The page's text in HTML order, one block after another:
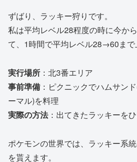
ずばり、ラッキー狩りです。
私は平均レベル28程度の時に今か
て、1時間で平均レベル28→60まで
実行場所 ：北3番エリア
事前準備 ：ピクニックでハムサン
ーマル)を料理
実際の方法：出てきたラッキーをひ
ポケモンの世界では、ラッキー系
を貰えます。